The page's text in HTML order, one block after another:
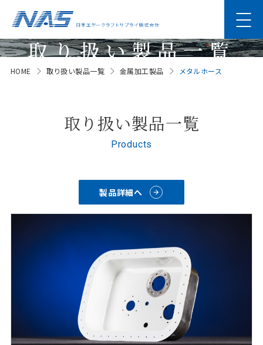
取り扱い製品一覧
Products
HOME 取り扱い製品一覧 金属加工製品 メタルホース
取り扱い製品一覧
Products
製品詳細へ